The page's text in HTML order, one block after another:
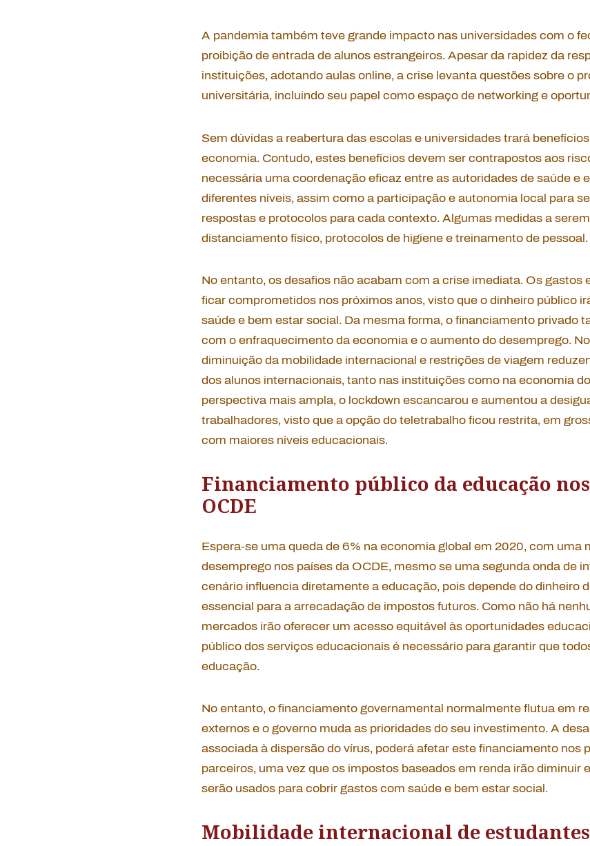
A pandemia também teve grande impacto nas universidades com o
proibição de entrada de alunos estrangeiros. Apesar da rapidez da
instituições, adotando aulas online, a crise levanta questões sobre o
universitária, incluindo seu papel como espaço de networkinge
Sem dúvidas a reabertura das escolas e universidades trará
economia. Contudo, estes benefícios devem ser contrapostos aos
necessária uma coordenação eficaz entre as autoridades de saúde e
diferentes níveis, assim como a participação e autonomia local para
respostas e protocolos para cada contexto. Algumas medidas a
distanciamento físico, protocolos de higiene e treinamento de pessoal.
No entanto, os desafios não acabam com a crise imediata. Os gastos
ficar comprometidos nos próximos anos, visto que o dinheiro público
saúde e bem estar social. Da mesma forma, o financiamento privado
com o enfraquecimento da economia e o aumento do desemprego.
diminuição da mobilidade internacional e restrições de viagem
dos alunos internacionais, tanto nas instituições como na economia
perspectiva mais ampla, o lockdown escancarou e aumentou a
trabalhadores, visto que a opção do teletrabalho ficou restrita, em
com maiores níveis educacionais.
Financiamento público da educação
OCDE
Espera-se uma queda de 6% na economia global em 2020, com uma
desemprego nos países da OCDE, mesmo se uma segunda onda de
cenário influencia diretamente a educação, pois depende do dinheiro
essencial para a arrecadação de impostos futuros. Como não há
mercados irão oferecer um acesso equitável às oportunidades
público dos serviços educacionais é necessário para garantir que
educação.
No entanto, o financiamento governamental normalmente flutua em
externos e o governo muda as prioridades do seu investimento. A
associada à dispersão do vírus, poderá afetar este financiamento nos
parceiros, uma vez que os impostos baseados em renda irão diminuir
serão usados para cobrir gastos com saúde e bem estar social.
Mobilidade internacional de estudantes